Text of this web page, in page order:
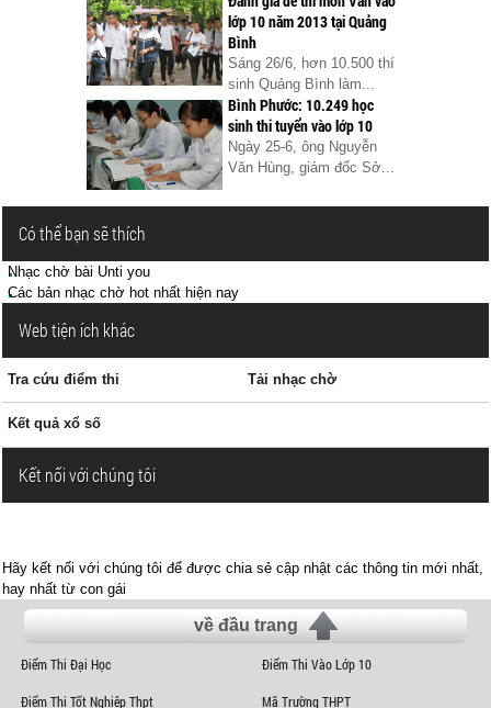
lớp 10 năm 2013 tại Quảng
Bình
Sáng 26/6, hơn 10.500 thí
sinh Quảng Bình làm...
Bình Phước: 10.249 học
sinh thi tuyển vào lớp 10
Ngày 25-6, ông Nguyễn
Văn Hùng, giám đốc Sở...
Có thể bạn sẽ thích
Nhạc chờ bài Unti you
Các bản nhạc chờ hot nhất hiện nay
Web tiện ích khác
Tra cứu điểm thi Tải nhạc chờ
Kết quả xổ số
Kết nối với chúng tôi
Hãy kết nối với chúng tôi để được chia sẻ cập nhật các thông tin mới nhất,
hay nhất từ con gái
về đầu trang
Điểm Thi Đại Học Điểm Thi Vào Lớp 10
Điểm Thi Tốt Nghiệp Thpt Mã Trường THPT